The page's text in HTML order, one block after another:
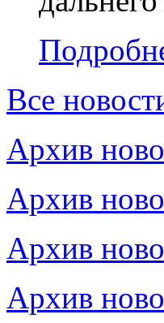
Все
Архив
Архив
Архив
Архив